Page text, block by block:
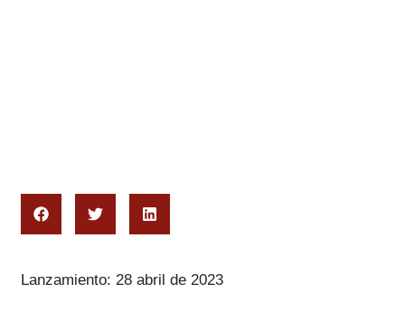
Lanzamiento: 28 abril de 2023